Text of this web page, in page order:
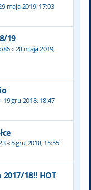
maja 2019, 17:03
19
«28 maja 2019,
19 gru 2018, 18:47
« 5 gru 2018, 15:55
18!! HOT